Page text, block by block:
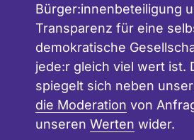
Bürger:innenbeteiligung
Transparenz für eine
demokratische
jede:r gleich viel wert ist.
spiegelt sich neben
die Moderation von
unseren Werten wider.